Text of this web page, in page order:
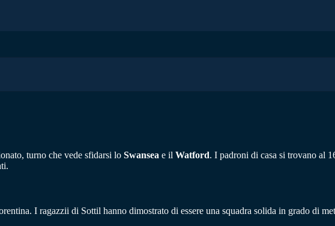
turno che vede sfidarsi lo Swansea e il Watford. I padroni di casa si trovano al
I ragazzii di Sottil hanno dimostrato di essere una squadra solida in grado di